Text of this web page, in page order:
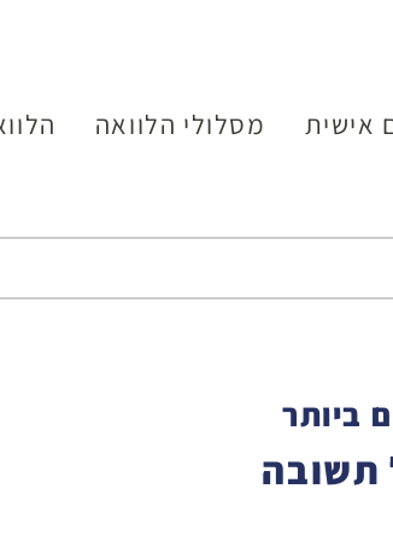
אישית מסלולי הלוואה
ביותר
תשובה